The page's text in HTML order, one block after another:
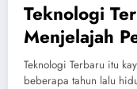
Teknologi
Menjelajah
yang Bikin
Teknologi Terbaru itu
beberapa tahun lalu